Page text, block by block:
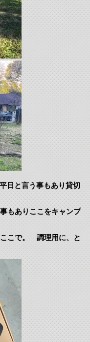
日と言う事もあり貸切
もありここをキャンプ
ここで。 調理用に、と